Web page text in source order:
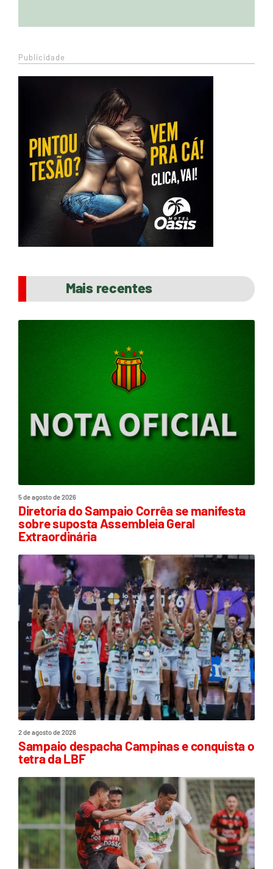
Publicidade
Mais recentes
5 de agosto de 2026
Diretoria do Sampaio Corrêa se manifesta
sobre suposta Assembleia Geral
Extraordinária
2 de agosto de 2026
Sampaio despacha Campinas e conquista o
tetra da LBF